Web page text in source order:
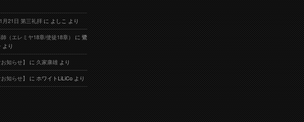
月21日 第三礼拝によしこより
（エレミヤ18章/使徒18章）に鷺
より
知らせ】に久家康雄より
知らせ】にホワイトLiLiCoより